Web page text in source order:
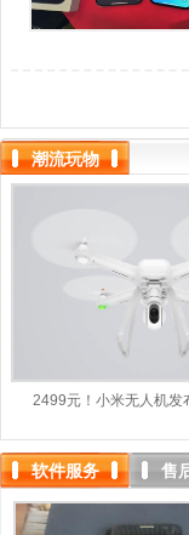
潮流玩物
2499元！小米无人机发
软件服务 售